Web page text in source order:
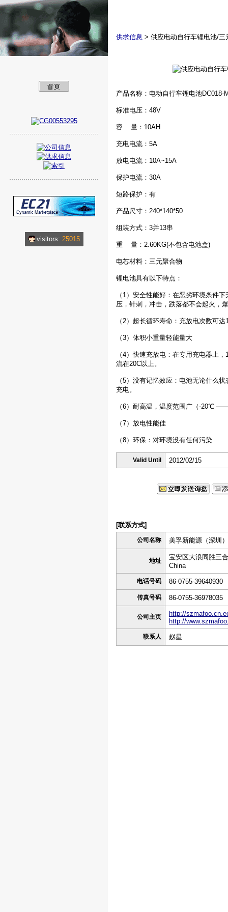
visitors: 25015
供求信息 > 供应电动自行车锂电池/
产品名称：电动自行车锂电池DC018-
标准电压：48V
容 量：10AH
充电电流：5A
放电电流：10A~15A
保护电流：30A
短路保护：有
产品尺寸：240*140*50
组装方式：3并13串
重 量：2.60KG(不包含电池盒)
电芯材料：三元聚合物
锂电池具有以下特点：
（1）安全性能好：在恶劣环境条件
压，针刺，冲击，跌落都不会起火，
（2）超长循环寿命：充放电次数可
（3）体积小重量轻能量大
（4）快速充放电：在专用充电器上
流在20C以上。
（5）没有记忆效应：电池无论什么
充电。
（6）耐高温，温度范围广（-20℃
（7）放电性能佳
（8）环保：对环境没有任何污染
Valid Until 2012/02/15
[联系方式]
公司名称 美孚新能源（深圳
地址
宝安区大浪同胜三
China
电话号码 86-0755-39640930
传真号码 86-0755-36978035
公司主页
http://
http://
联系人 赵星